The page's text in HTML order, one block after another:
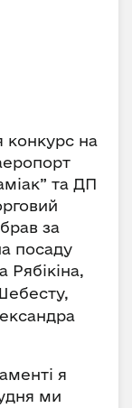
конкурс на
та ДП
за
посаду
Рябікіна,
я
ми